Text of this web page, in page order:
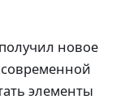
новое
элементы